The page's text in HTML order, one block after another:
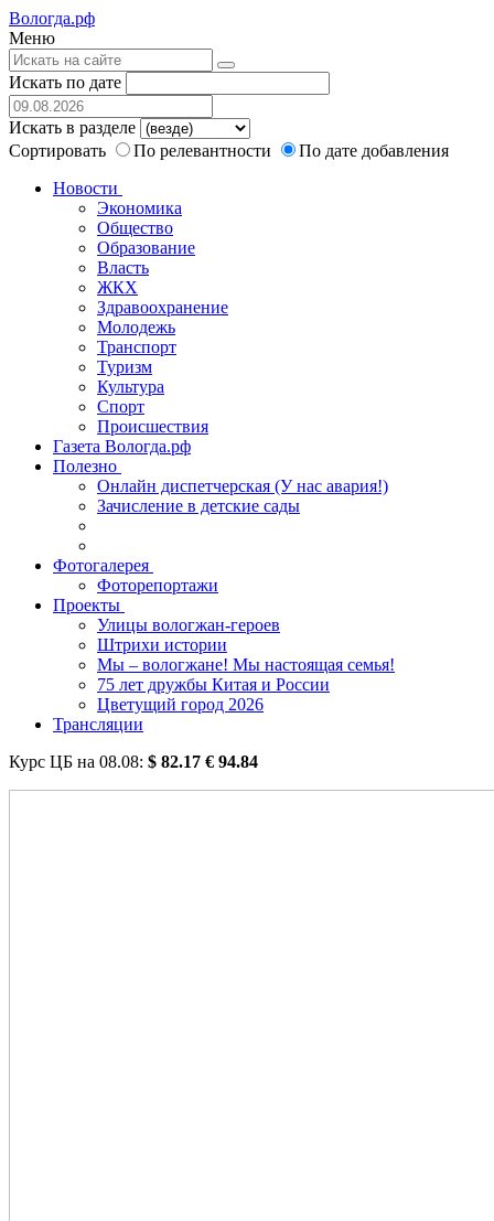
Вологда.рф
Меню
Искать по дате
Искать в разделе
Сортировать
По релевантности
По дате добавления
Новости
Экономика
Общество
Образование
Власть
ЖКХ
Здравоохранение
Молодежь
Транспорт
Туризм
Культура
Спорт
Происшествия
Газета Вологда.рф
Полезно
Онлайн диспетчерская (У нас авария!)
Зачисление в детские сады
Фотогалерея
Фоторепортажи
Проекты
Улицы вологжан-героев
Штрихи истории
Мы – вологжане! Мы настоящая семья!
75 лет дружбы Китая и России
Цветущий город 2026
Трансляции
Курс ЦБ на 08.08: $ 82.17 € 94.84